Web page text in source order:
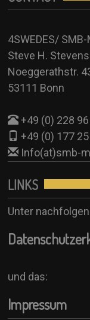
See all
+49 (0) 177
Booking Formular
4SWEDES/
Steve H. Stevens
Noeggerathstr.
53111 Bonn
+49 (0) 228
+49 (0) 177
Info(at)smb-
LINKS
Unter
und das:
Impressum